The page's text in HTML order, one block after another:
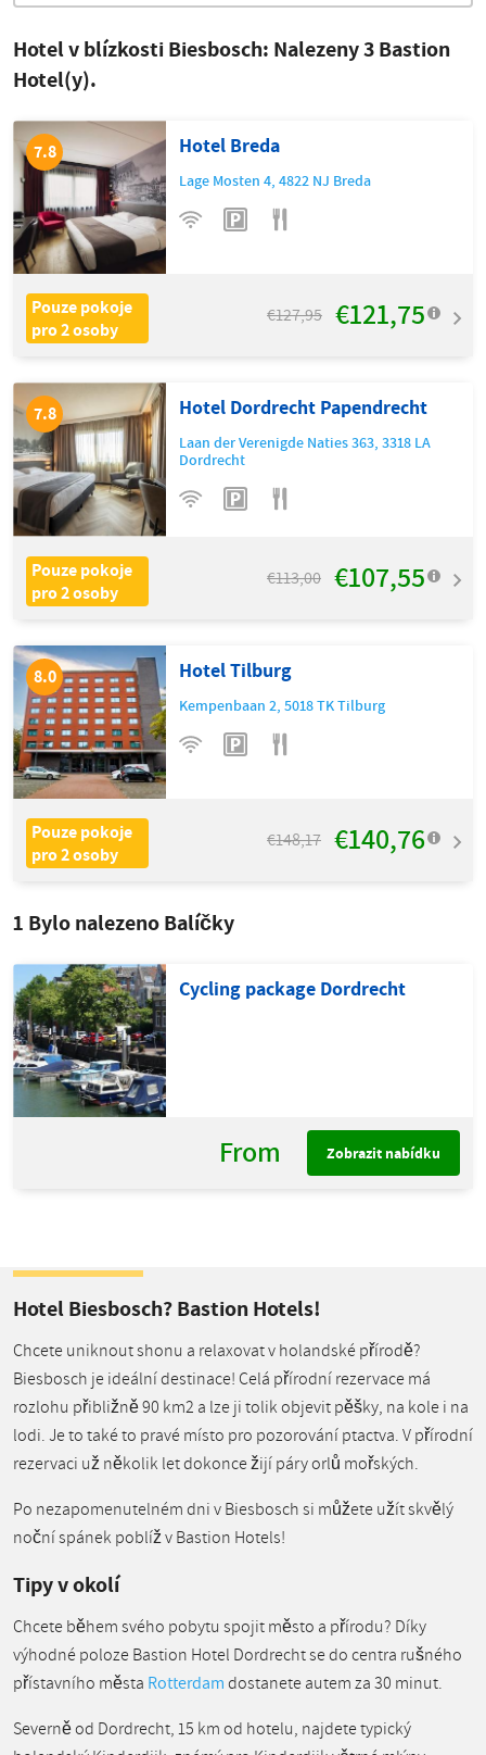
Hotel v blízkosti Biesbosch: Nalezeny3Bastion
Hotel(y).
7.8 Hotel Breda
Lage Mosten 4,4822 NJ Breda
Pouze pokoje
pro 2 osoby
€127,95 €121,75
7.8 Hotel Dordrecht Papendrecht
Laan der Verenigde Naties 363,3318 LA
Dordrecht
Pouze pokoje
pro 2 osoby
€113,00 €107,55
8.0 Hotel Tilburg
Kempenbaan 2,5018 TKTilburg
Pouze pokoje
pro 2 osoby
€148,17 €140,76
1 Bylo nalezeno Balíčky
Cycling package Dordrecht
From Zobrazit nabídku
Hotel Biesbosch? Bastion Hotels!
Chcete uniknout shonu a relaxovat v holandské přírodě?
Biesbosch je ideální destinace! Celá přírodní rezervace má
rozlohu přibližně 90 km2 a lze ji tolik objevit pěšky, na kole i na
lodi. Je to také to pravé místo pro pozorování ptactva. V přírodní
rezervaci už několik let dokonce žijí páry orlů mořských.
Po nezapomenutelném dni v Biesbosch si můžete užít skvělý
noční spánek poblíž v Bastion Hotels!
Tipy v okolí
Chcete během svého pobytu spojit město a přírodu? Díky
výhodné poloze Bastion Hotel Dordrecht se do centra rušného
přístavního města Rotterdamdostanete autem za 30 minut.
Severně od Dordrecht, 15 km od hotelu, najdete typický